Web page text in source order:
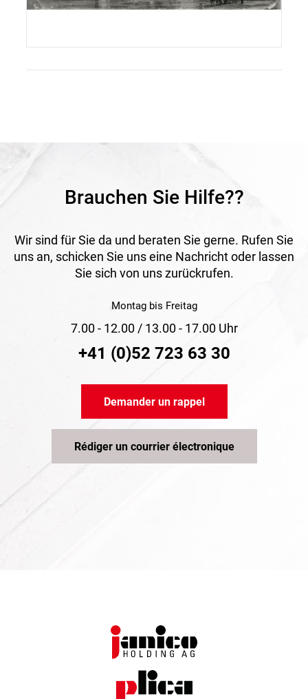
Brauchen Sie Hilfe??
Wir sind für Sie da und beraten Sie gerne. Rufen Sie
uns an, schicken Sie uns eine Nachricht oder lassen
Sie sich von uns zurückrufen.
Montag bis Freitag
7.00 - 12.00 / 13.00 - 17.00 Uhr
+41 (0)52 723 63 30
Demander un rappel
Rédiger un courrier électronique